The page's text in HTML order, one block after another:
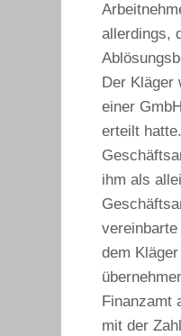
allerdings,
Der
einer
erteilt
ihm als
dem
Finanzamt
mit der